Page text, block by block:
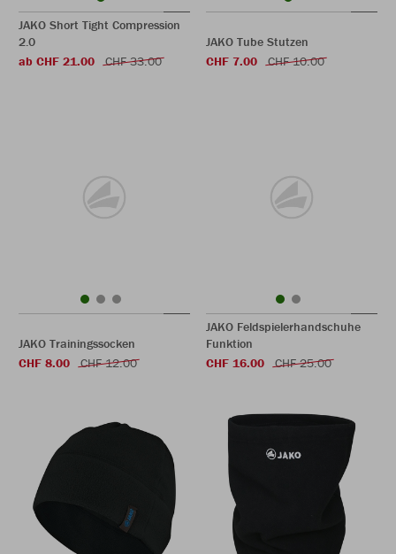
JAKO Short Tight Compression
2.0
ab CHF 21.00
CHF 33.00
JAKO Tube Stutzen
CHF 7.00
CHF 10.00
JAKO Trainingssocken
CHF 8.00
CHF 12.00
JAKO Feldspielerhandschuhe
Funktion
CHF 16.00
CHF 25.00